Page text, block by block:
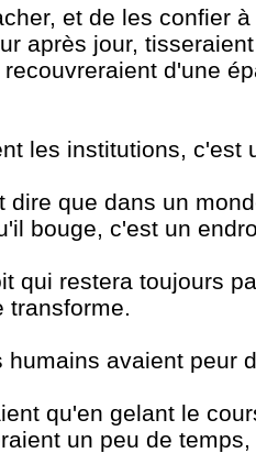
et de les confier
après jour,
d'une
les institutions, c'est
dire que dans un
bouge, c'est un
qui restera toujours
transforme.
humains avaient peur
qu'en gelant le
un peu de